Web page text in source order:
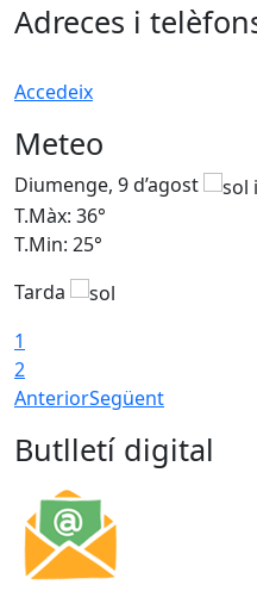
Adreces i
Accedeix
Meteo
Diumenge, 9 d’agost
T.Màx: 36°
T.Min: 25°
Tarda
1
2
AnteriorSegüent
Butlletí digital